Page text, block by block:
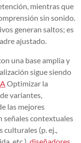
mientras que
sin sonido.
generan saltos; es
ajustado.
una base amplia y
sigue siendo
Optimizar la
variantes,
las mejores
señales contextuales
culturales (p. ej.,